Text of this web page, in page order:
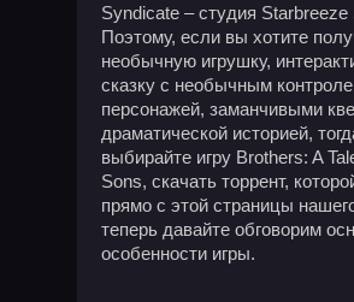
Syndicate – студия Starbreeze
Поэтому, если вы хотите
необычную игрушку,
сказку с необычным
персонажей, заманчивыми
драматической историей,
выбирайте игру Brothers: A
Sons, скачать торрент,
прямо с этой страницы
теперь давайте обговорим
особенности игры.